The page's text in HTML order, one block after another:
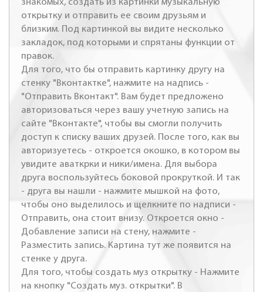
знакомых, создать из картинки музыкальную
открытку и отправить ее своим друзьям и
близким. Под картинкой вы видите несколько
закладок, под которыми и спрятаны функции от
правок.
Для того, что бы отправить картинку другу на
стенку "Вконтактке", нажмите на надпись -
"Отправить Вконтакт". Вам будет предложено
авторизоваться через вашу учетную запись на
сайте "Вконтакте", чтобы вы смогли получить
доступ к списку ваших друзей. После того, как вы
авторизуетесь - откроется окошко, в котором вы
увидите аваткрки и ники/имена. Для выбора
друга воспользуйтесь боковой прокруткой. И так
- друга вы нашли - нажмите мышкой на фото,
чтобы оно выделилось и щелкните по надписи -
Отправить, она стоит внизу. Откроется окно -
Добавление записи на стену, нажмите -
Разместить запись. Картина тут же появится на
стенке у друга.
Для того, чтобы создать муз открытку - Нажмите
на кнопку "Создать муз. открытки". В